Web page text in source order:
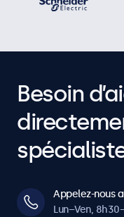
Besoin
Appelez-nous
Lun–Ven,